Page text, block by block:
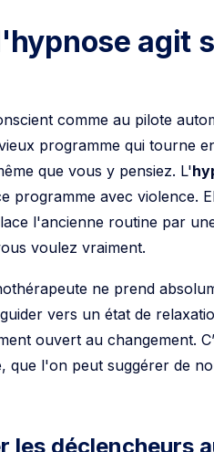
agit
comme au pilote
programme qui tourne
que vous y pensiez. L'
programme avec violence.
l'ancienne routine par
voulez vraiment.
ne prend
vers un état de
ouvert au changement.
que l'on peut suggérer de
les déclencheurs